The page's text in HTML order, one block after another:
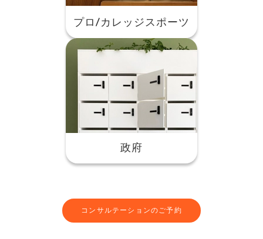
プロ/カレッジスポーツ
政府
コンサルテーションのご予約